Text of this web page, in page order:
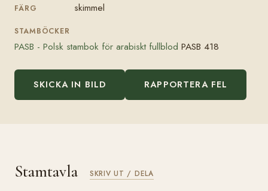
FÄRG skimmel
STAMBÖCKER
PASB - Polsk stambok för arabiskt fullblod PASB 418
SKICKA IN BILD RAPPORTERA FEL
Stamtavla SKRIV UT / DELA